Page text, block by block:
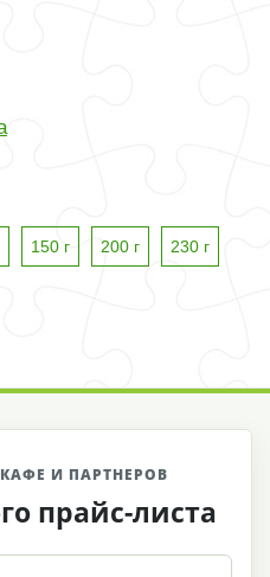
150 г 200 г 230 г
И ПАРТНЕРОВ
прайс-листа